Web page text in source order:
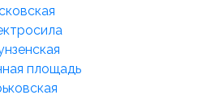
площадь